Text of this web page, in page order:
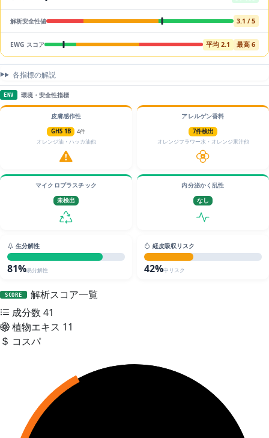
解析安全性値 3.1 / 5
EWG スコア 平均 2.1 最高 6
各指標の解説
ENV 環境・安全性指標
皮膚感作性
GHS 1B
4件
オレンジ油・ハッカ油他
アレルゲン香料
7件検出
オレンジフラワー水・オレンジ果汁他
マイクロプラスチック
未検出
内分泌かく乱性
なし
生分解性
81%易分解性
経皮吸収リスク
42%中リスク
SCORE
解析スコア一覧
成分数 41
植物エキス 11
コスパ